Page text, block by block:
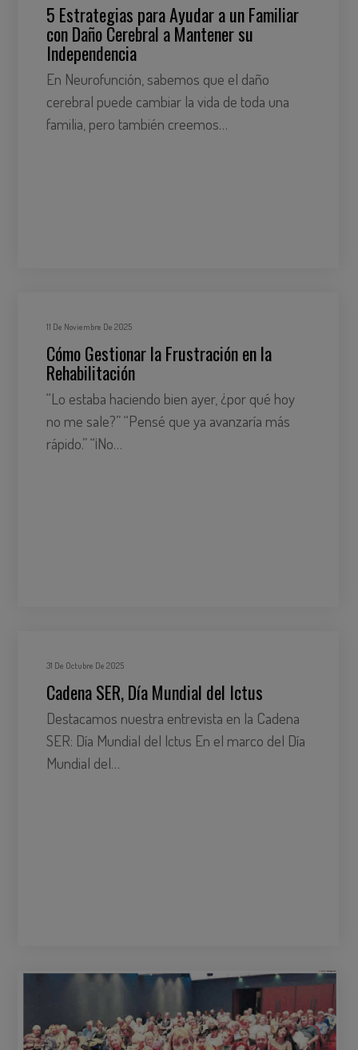
5 Estrategias para Ayudar a un Familiar
con Daño Cerebral a Mantener su
Independencia
En Neurofunción, sabemos que el daño
cerebral puede cambiar la vida de toda una
familia, pero también creemos…
11 De Noviembre De 2025
Cómo Gestionar la Frustración en la
Rehabilitación
“Lo estaba haciendo bien ayer, ¿por qué hoy
no me sale?” “Pensé que ya avanzaría más
rápido.” “¡No…
31 De Octubre De 2025
Cadena SER, Día Mundial del Ictus
Destacamos nuestra entrevista en la Cadena
SER: Día Mundial del Ictus En el marco del Día
Mundial del…